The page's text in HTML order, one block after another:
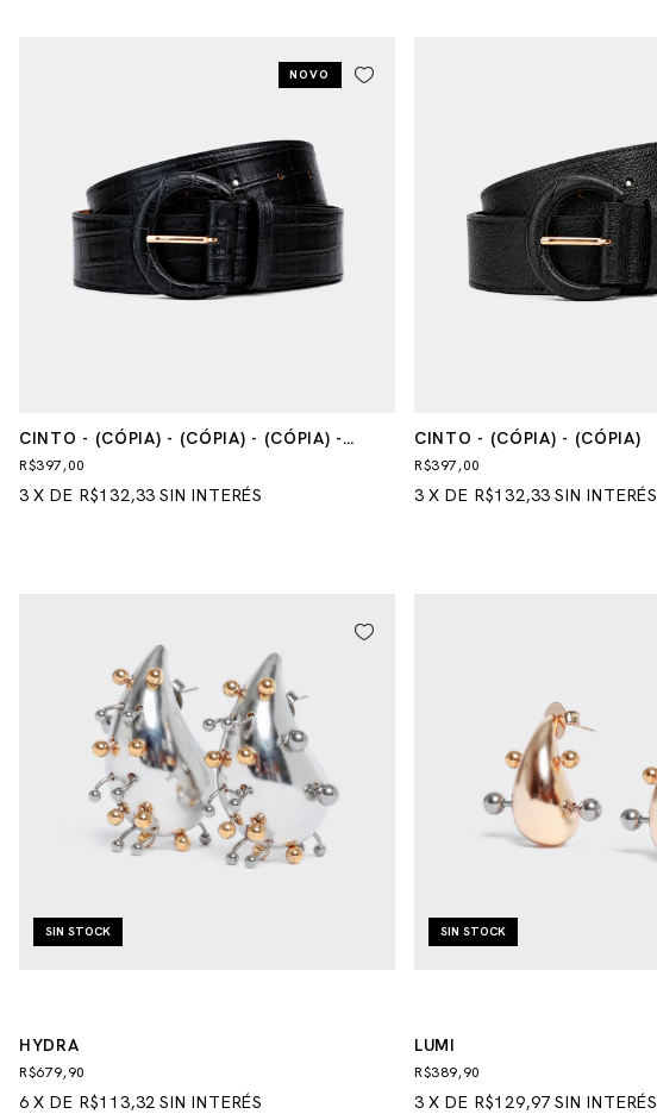
NOVO
CINTO - (CÓPIA) - (CÓPIA) - (CÓPIA) -
(CÓPIA) - (CÓPIA)
R$397,00
3 XDE R$132,33 SIN INTERÉS
CINTO - (CÓPIA) - (CÓPIA)
R$397,00
3 XDE R$132,33 SIN INTERÉS
SIN STOCK
HYDRA
R$679,90
6 XDE R$113,32 SIN INTERÉS
SIN STOCK
LUMI
R$389,90
3 XDE R$129,97 SIN INTERÉS